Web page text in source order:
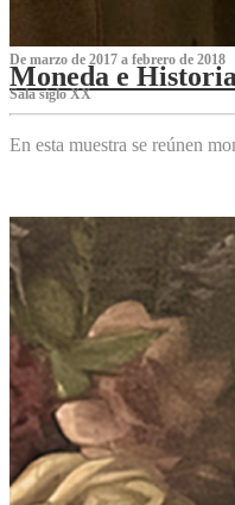
De marzo de 2017 a febrero de 2018
Moneda e
Sala siglo XX
En esta muestra se reúnen